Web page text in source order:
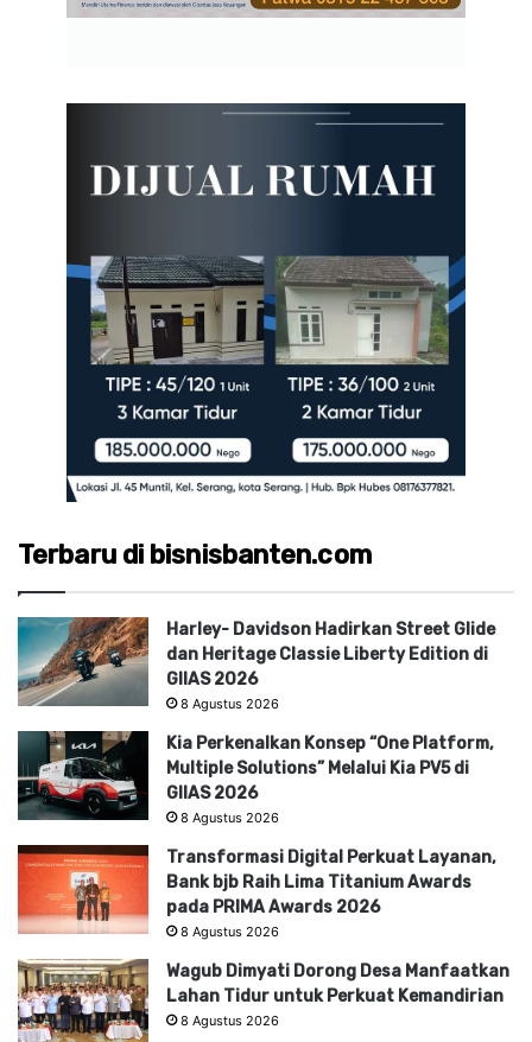
Terbaru di bisnisbanten.com
Harley- Davidson Hadirkan Street Glide
dan Heritage Classie Liberty Edition di
GIIAS 2026
8 Agustus 2026
Kia Perkenalkan Konsep “One Platform,
Multiple Solutions” Melalui Kia PV5 di
GIIAS 2026
8 Agustus 2026
Transformasi Digital Perkuat Layanan,
Bank bjb Raih Lima Titanium Awards
pada PRIMA Awards 2026
8 Agustus 2026
Wagub Dimyati Dorong Desa Manfaatkan
Lahan Tidur untuk Perkuat Kemandirian
8 Agustus 2026